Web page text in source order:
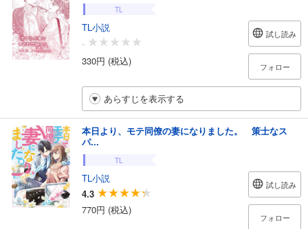
TL
TL小説
-
330円 (税込)
試し読み
フォロー
あらすじを表示する
本日より、モテ同僚の妻になりました。 策士なス
パ...
TL
TL小説
4.3
770円 (税込)
試し読み
フォロー